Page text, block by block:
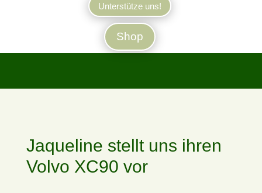
Unterstütze uns!
Shop
Jaqueline stellt uns ihren
Volvo XC90 vor